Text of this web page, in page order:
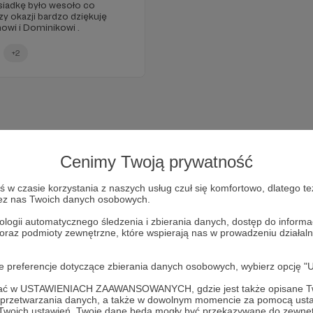
Cenimy Twoją prywatność
w czasie korzystania z naszych usług czuł się komfortowo, dlatego
nas Twoich danych osobowych.
automatycznego śledzenia i zbierania danych, dostęp do
podmioty zewnętrzne, które wspierają nas w prowadzeniu
dotyczące zbierania danych osobowych, wybierz opcję
w USTAWIENIACH ZAAWANSOWANYCH, gdzie jest także opisane
danych, a także w dowolnym momencie za pomocą
ustawień, Twoje dane będą mogły być przekazywane do
było wesoło co
okazji bardzo dziękuję
i Dominikowi .
+2
Dołącz do grona Patronów!
Wesprzyj działalność AutoraPaweł Ładniakjuż teraz!